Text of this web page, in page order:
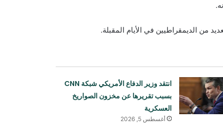
من الديمقراطيين في الأيام المقبلة.
انتقد وزير الدفاع الأمريكي شبكة CNN
بسبب تقريرها عن مخزون الصواريخ
العسكرية
أغسطس 5, 2026
برنامج الأغذية العالمي: أزمة سوء تغذية
الأطفال في أفغانستان تتفاقم